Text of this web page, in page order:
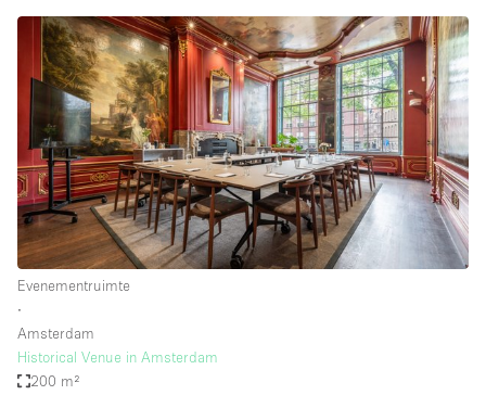
Evenementruimte
∙
Amsterdam
Historical Venue in Amsterdam
200 m²